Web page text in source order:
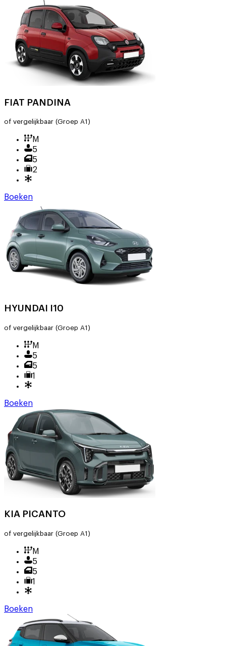
FIAT PANDINA
of vergelijkbaar (Groep A1)
M
5
5
2
Boeken
HYUNDAI I10
of vergelijkbaar (Groep A1)
M
5
5
1
Boeken
KIA PICANTO
of vergelijkbaar (Groep A1)
M
5
5
1
Boeken